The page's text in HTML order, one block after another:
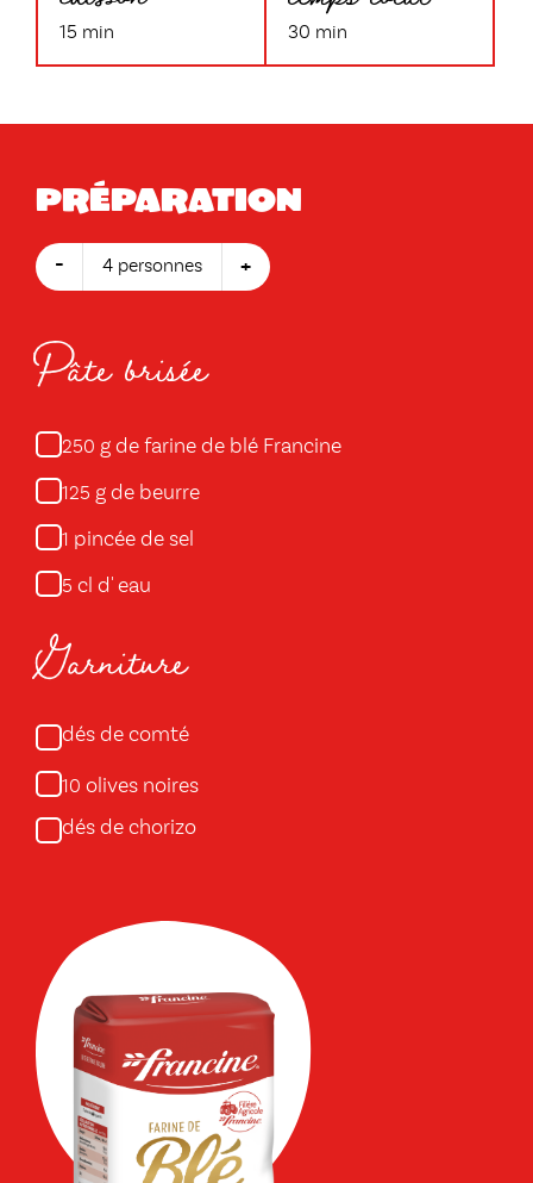
15 min 30 min
Préparation
- 4 personnes +
Pâte brisée
250 g de farine de blé Francine
125 g de beurre
1 pincée de sel
5 cl d' eau
Garniture
dés de comté
10 olives noires
dés de chorizo